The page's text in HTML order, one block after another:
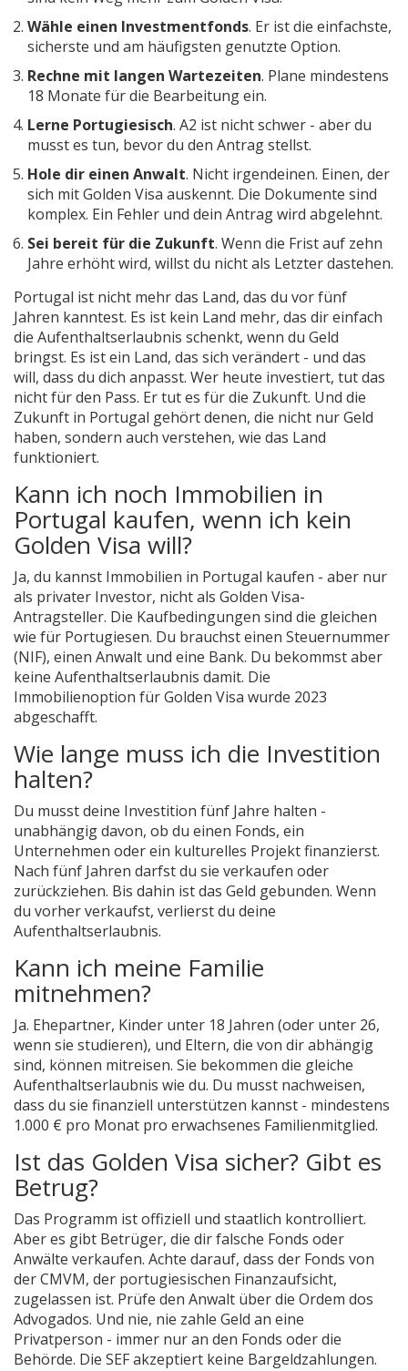
Wähle einen Investmentfonds. Er ist die einfachste,
sicherste und am häufigsten genutzte Option.
Rechne mit langen Wartezeiten. Plane mindestens
18 Monate für die Bearbeitung ein.
Lerne Portugiesisch. A2 ist nicht schwer - aber du
musst es tun, bevor du den Antrag stellst.
Hole dir einen Anwalt. Nicht irgendeinen. Einen, der
sich mit Golden Visa auskennt. Die Dokumente sind
komplex. Ein Fehler und dein Antrag wird abgelehnt.
Sei bereit für die Zukunft. Wenn die Frist auf zehn
Jahre erhöht wird, willst du nicht als Letzter dastehen.
Portugal ist nicht mehr das Land, das du vor fünf
Jahren kanntest. Es ist kein Land mehr, das dir einfach
die Aufenthaltserlaubnis schenkt, wenn du Geld
bringst. Es ist ein Land, das sich verändert - und das
will, dass du dich anpasst. Wer heute investiert, tut das
nicht für den Pass. Er tut es für die Zukunft. Und die
Zukunft in Portugal gehört denen, die nicht nur Geld
haben, sondern auch verstehen, wie das Land
funktioniert.
Kann ich noch Immobilien in
Portugal kaufen, wenn ich kein
Golden Visa will?
Ja, du kannst Immobilien in Portugal kaufen - aber nur
als privater Investor, nicht als Golden Visa-
Antragsteller. Die Kaufbedingungen sind die gleichen
wie für Portugiesen. Du brauchst einen Steuernummer
(NIF), einen Anwalt und eine Bank. Du bekommst aber
keine Aufenthaltserlaubnis damit. Die
Immobilienoption für Golden Visa wurde 2023
abgeschafft.
Wie lange muss ich die Investition
halten?
Du musst deine Investition fünf Jahre halten -
unabhängig davon, ob du einen Fonds, ein
Unternehmen oder ein kulturelles Projekt finanzierst.
Nach fünf Jahren darfst du sie verkaufen oder
zurückziehen. Bis dahin ist das Geld gebunden. Wenn
du vorher verkaufst, verlierst du deine
Aufenthaltserlaubnis.
Kann ich meine Familie
mitnehmen?
Ja. Ehepartner, Kinder unter 18 Jahren (oder unter 26,
wenn sie studieren), und Eltern, die von dir abhängig
sind, können mitreisen. Sie bekommen die gleiche
Aufenthaltserlaubnis wie du. Du musst nachweisen,
dass du sie finanziell unterstützen kannst - mindestens
1.000 € pro Monat pro erwachsenes Familienmitglied.
Ist das Golden Visa sicher? Gibt es
Betrug?
Das Programm ist offiziell und staatlich kontrolliert.
Aber es gibt Betrüger, die dir falsche Fonds oder
Anwälte verkaufen. Achte darauf, dass der Fonds von
der CMVM, der portugiesischen Finanzaufsicht,
zugelassen ist. Prüfe den Anwalt über die Ordem dos
Advogados. Und nie, nie zahle Geld an eine
Privatperson - immer nur an den Fonds oder die
Behörde. Die SEF akzeptiert keine Bargeldzahlungen.